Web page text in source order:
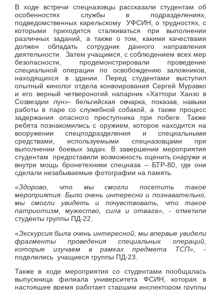
В ходе встречи спецназовцы рассказали студентам об
особенностях службы в подразделениях,
подведомственных карельскому УФСИН, о трудностях, с
которыми приходится сталкиваться при выполнении
различных заданий, а также о том, какими качествами
должен обладать сотрудник данного направления
деятельности. Затем учащимся, с соблюдением всех мер
безопасности, продемонстрировали проведение
специальной операции по освобождению заложников,
находящихся в здании. Перед студентами выступил
опытный кинолог отдела конвоирования Сергей Муравко
и его верный четвероногий напарник «Хаттори Ханзо в
Созвездии лун»- бельгийская овчарка, показав, навыки
работы в паре со служебной собакой, а также процесс
задержания опасного преступника при побеге. Также
ребята познакомились с оружием, которое находится на
вооружении спецподразделения и специальными
средствами, используемыми спецназовцами при
выполнении боевых задач. В завершении мероприятия
студентам предоставили возможность оценить снаружи и
внутри мощь бронетехники спецназа – БТР-80, где они
сделали незабываемые фотографии на память.
«Здорово, что мы смогли посетить такое
мероприятия. Было очень интересно и познавательно,
мы смогли увидеть и почувствовать, что такое
патриотизм, мужество, сила и отвага», - отметили
студенты группы ПД-22.
«Экскурсия была очень интересной, мы впервые увидели
фрагменты проведения специальных операций,
которые изучаем в рамках предмета ТСП» , -
поделились учащиеся группы ПД-23.
Также в ходе мероприятия со студентами пообщалась
выпускница филиала университета ФСИН, которая в
настоящее время работает старшим инспектором группы